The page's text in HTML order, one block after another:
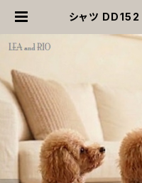
シャツ DD152
小型 中型 犬
の服 服 洋服
わいい 返